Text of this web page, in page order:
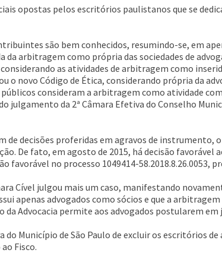
opostas pelos escritórios paulistanos que se
são bem conhecidos, resumindo-se, em
da arbitragem como própria das sociedades de
as atividades de arbitragem como
o novo Código de Ética, considerando própria da
consideram a arbitragem como atividade
julgamento da 2ª Câmara Efetiva do Conselho
de decisões proferidas em agravos de instrumento,
De fato, em agosto de 2015, há decisão
favorável no processo 1049414-58.2018.8.26.0053,
Cível julgou mais um caso, manifestando
apenas advogados como sócios e que a
Advocacia permite aos advogados postularem em
Município de São Paulo de excluir os escritórios
Fisco.